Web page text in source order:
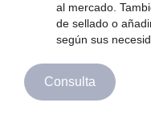
al mercado.
de sellado o
según sus
Consulta